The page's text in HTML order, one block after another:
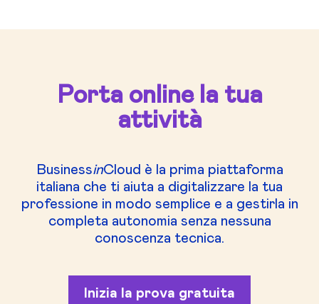
Porta online la tua
attività
BusinessinCloud è la prima piattaforma
italiana che ti aiuta a digitalizzare la tua
professione in modo semplice e a gestirla in
completa autonomia senza nessuna
conoscenza tecnica.
Inizia la prova gratuita